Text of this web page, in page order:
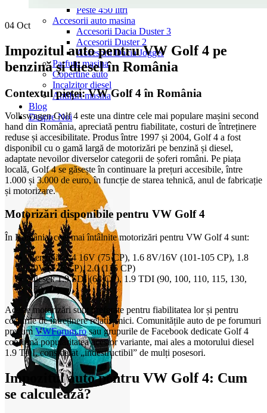
Peste 450 litri
Accesorii auto masina
Accesorii Dacia Duster 3
Accesorii Duster 2
Accesorii Dacia Jogger
Parfum masina
Copertine auto
Incalzitor diesel
Antifurt masina
Blog
Despre Noi
04 Oct
Impozitul auto pentru VW Golf 4 pe
benzină și diesel în România
Contextul pieței: VW Golf 4 în România
Volkswagen Golf 4 este una dintre cele mai populare mașini second
hand din România, apreciată pentru fiabilitate, costuri de întreținere
reduse și accesibilitate. Produs între 1997 și 2004, Golf 4 a fost
disponibil cu o gamă largă de motorizări pe benzină și diesel,
adaptate nevoilor diverselor categorii de șoferi români. Pe piața
locală, Golf 4 se găsește în continuare la prețuri accesibile, între
1.000 și 3.000 de euro, în funcție de starea tehnică, anul de fabricație
și motorizare.
Motorizări disponibile pentru VW Golf 4
În România, cele mai întâlnite motorizări pentru VW Golf 4 sunt:
Benzină: 1.4 16V (75 CP), 1.6 8V/16V (101-105 CP), 1.8
20V (125 CP), 2.0 (115 CP)
Diesel: 1.9 SDI (68 CP), 1.9 TDI (90, 100, 110, 115, 130,
150 CP)
Aceste motorizări sunt preferate pentru fiabilitatea lor și pentru
costurile de întreținere relativ mici. Comunitățile auto de pe forumuri
precumVWForum.rosau grupurile de Facebook dedicate Golf 4
confirmă popularitatea acestor variante, mai ales a motorului diesel
1.9 TDI, considerat „indestructibil” de mulți posesori.
Impozitul auto pentru VW Golf 4: Cum
se calculează?